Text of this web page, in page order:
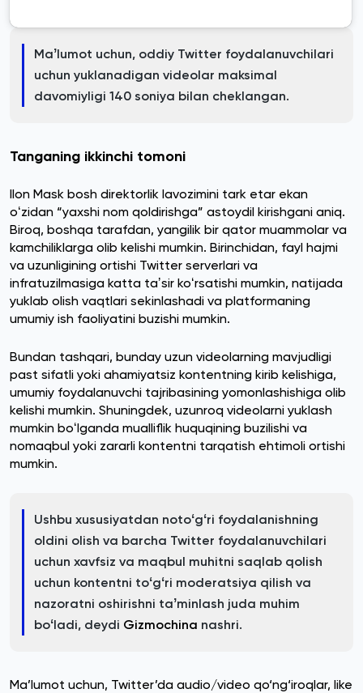
Maʼlumot uchun, oddiy Twitter foydalanuvchilari
uchun yuklanadigan videolar maksimal
davomiyligi 140 soniya bilan cheklangan.
Tanganing ikkinchi tomoni
Ilon Mask bosh direktorlik lavozimini tark etar ekan
oʻzidan “yaxshi nom qoldirishga” astoydil kirishgani aniq.
Biroq, boshqa tarafdan, yangilik bir qator muammolar va
kamchiliklarga olib kelishi mumkin. Birinchidan, fayl hajmi
va uzunligining ortishi Twitter serverlari va
infratuzilmasiga katta taʼsir koʻrsatishi mumkin, natijada
yuklab olish vaqtlari sekinlashadi va platformaning
umumiy ish faoliyatini buzishi mumkin.
Bundan tashqari, bunday uzun videolarning mavjudligi
past sifatli yoki ahamiyatsiz kontentning kirib kelishiga,
umumiy foydalanuvchi tajribasining yomonlashishiga olib
kelishi mumkin. Shuningdek, uzunroq videolarni yuklash
mumkin boʻlganda mualliflik huquqining buzilishi va
nomaqbul yoki zararli kontentni tarqatish ehtimoli ortishi
mumkin.
Ushbu xususiyatdan notoʻgʻri foydalanishning
oldini olish va barcha Twitter foydalanuvchilari
uchun xavfsiz va maqbul muhitni saqlab qolish
uchun kontentni toʻgʻri moderatsiya qilish va
nazoratni oshirishni taʼminlash juda muhim
boʻladi, deydi Gizmochina nashri.
Ma’lumot uchun, Twitter’da audio/video qo‘ng‘iroqlar, like